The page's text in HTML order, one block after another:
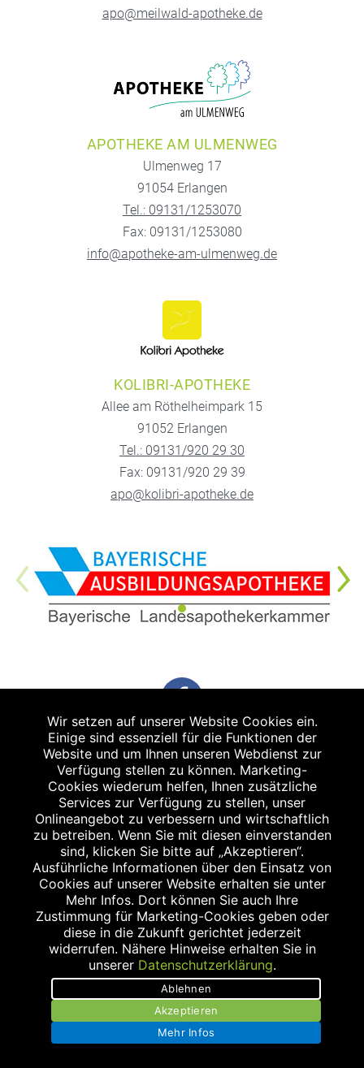
apo@meilwald-apotheke.de
APOTHEKE AM ULMENWEG
Ulmenweg 17
91054 Erlangen
Tel.: 09131/1253070
Fax: 09131/1253080
info@apotheke-am-ulmenweg.de
KOLIBRI-APOTHEKE
Allee am Röthelheimpark 15
91052 Erlangen
Tel.: 09131/920 29 30
Fax: 09131/920 29 39
apo@kolibri-apotheke.de
Impressum
Datenschutz
Barrierefreiheit
Kontakt
Bildnachweis
Abgabe in haushaltsüblichen Mengen, solange der Vorrat reicht. Für Druck-
Zu Risiken und Nebenwirkungen lesen Sie die Packungsbeilage und fragen
Sie Ihren Arzt oder Apotheker.
Angabe nach der deutschen Arzneimitteltaxe Apothekenerstattungspreis
Wir setzen auf unserer Website Cookies ein.
Einige sind essenziell für die Funktionen der
Website und um Ihnen unseren Webdienst zur
Verfügung stellen zu können. Marketing-
Cookies wiederum helfen, Ihnen zusätzliche
Services zur Verfügung zu stellen, unser
Onlineangebot zu verbessern und wirtschaftlich
zu betreiben. Wenn Sie mit diesen einverstanden
sind, klicken Sie bitte auf „Akzeptieren“.
Ausführliche Informationen über den Einsatz von
Cookies auf unserer Website erhalten sie unter
Mehr Infos. Dort können Sie auch Ihre
Zustimmung für Marketing-Cookies geben oder
diese in die Zukunft gerichtet jederzeit
widerrufen. Nähere Hinweise erhalten Sie in
unserer Datenschutzerklärung.
Ablehnen
Akzeptieren
Mehr Infos